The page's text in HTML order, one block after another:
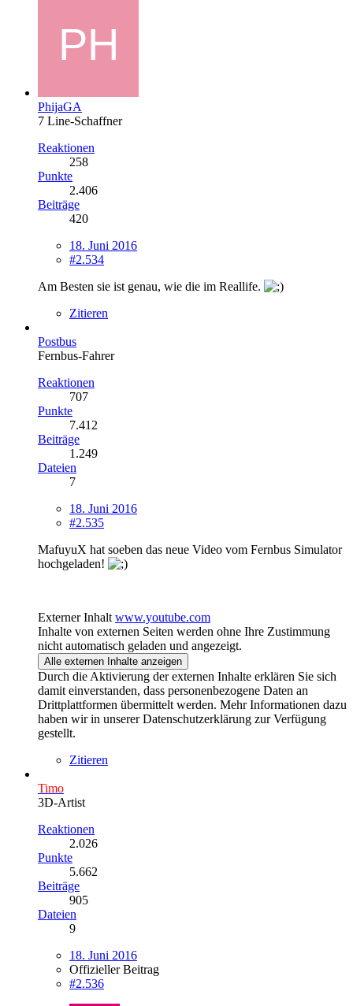
PhijaGA
7 Line-Schaffner
Reaktionen
258
Punkte
2.406
Beiträge
420
18. Juni 2016
#2.534
Am Besten sie ist genau, wie die im Reallife.
Zitieren
Postbus
Fernbus-Fahrer
Reaktionen
707
Punkte
7.412
Beiträge
1.249
Dateien
7
18. Juni 2016
#2.535
MafuyuX hat soeben das neue Video vom Fernbus Simulator
hochgeladen!
Externer Inhalt www.youtube.com
Inhalte von externen Seiten werden ohne Ihre Zustimmung
nicht automatisch geladen und angezeigt.
Alle externen Inhalte anzeigen
Durch die Aktivierung der externen Inhalte erklären Sie sich
damit einverstanden, dass personenbezogene Daten an
Drittplattformen übermittelt werden. Mehr Informationen dazu
haben wir in unserer Datenschutzerklärung zur Verfügung
gestellt.
Zitieren
Timo
3D-Artist
Reaktionen
2.026
Punkte
5.662
Beiträge
905
Dateien
9
18. Juni 2016
Offizieller Beitrag
#2.536